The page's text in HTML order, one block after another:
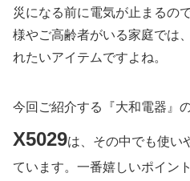
災になる前に電気が止まるの
様やご高齢者がいる家庭では
れたいアイテムですよね。
今回ご紹介する『大和電器』
X5029は、その中でも使い
ています。一番嬉しいポイン